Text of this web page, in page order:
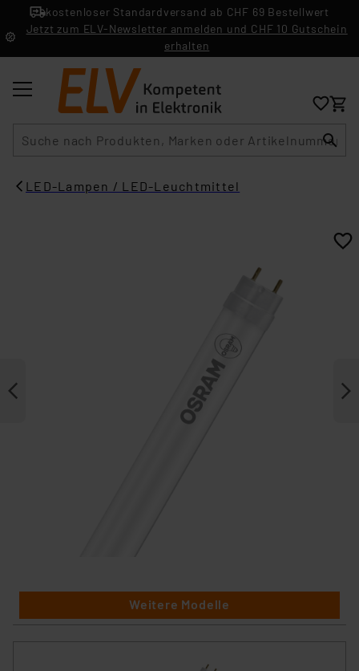
kostenloser Standardversand ab CHF 69 Bestellwert
Jetzt zum ELV-Newsletter anmelden und CHF 10 Gutschein
erhalten
LED-Lampen / LED-Leuchtmittel
Weitere Modelle